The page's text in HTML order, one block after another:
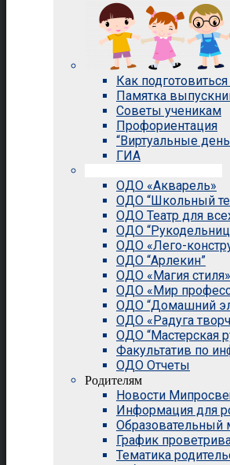
Как
Памятка
Советы ученикам
Профориентация
“Виртуальные
ГИА
ОДО «Акварель»
ОДО “Школьный
ОДО Театр для
ОДО
ОДО «Лего-
ОДО “Арлекин”
ОДО «Магия стиля»
ОДО «Мир
ОДО “Домашний
ОДО «Радуга
ОДО “Мастерская
Факультатив по
ОДО Отчеты
Родителям
Новости
Информация для
Образовательный
График
Тематика